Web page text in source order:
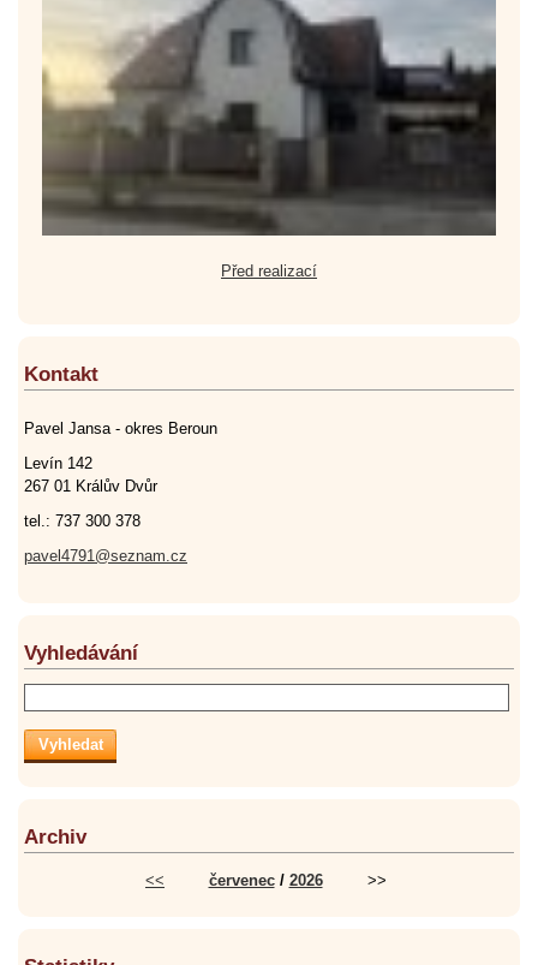
Před realizací
Kontakt
Pavel Jansa - okres Beroun
Levín 142
267 01 Králův Dvůr
tel.: 737 300 378
pavel4791@seznam.cz
Vyhledávání
Archiv
<< červenec/ 2026 >>